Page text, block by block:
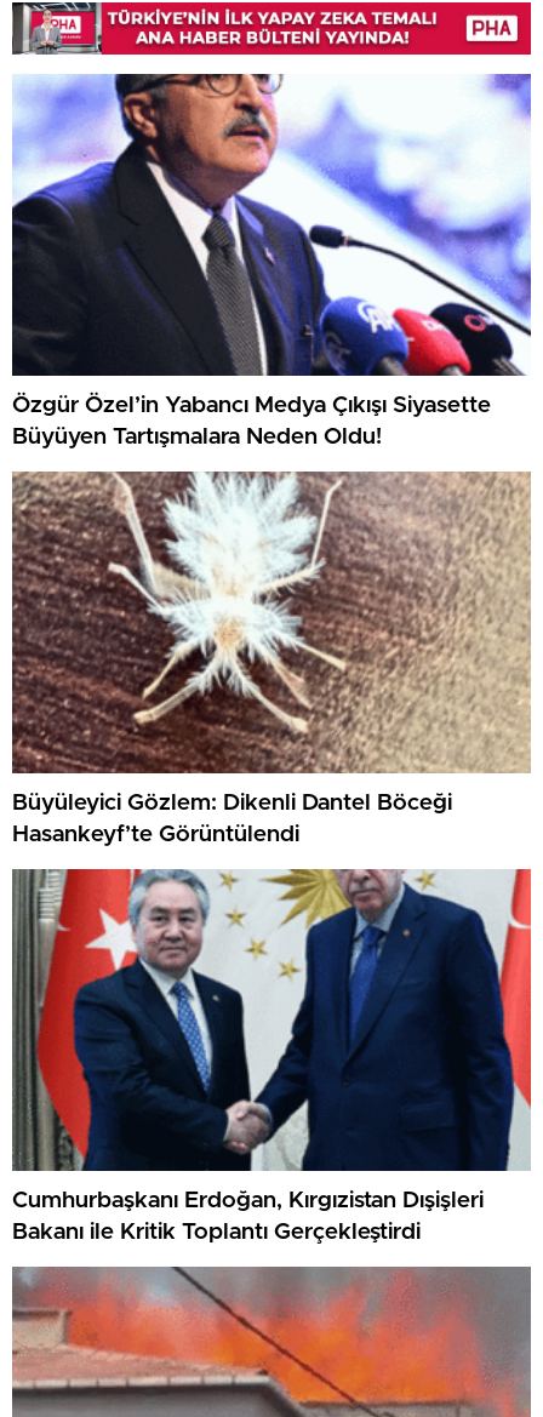
Özgür Özel’in Yabancı Medya Çıkışı Siyasette
Büyüyen Tartışmalara Neden Oldu!
Büyüleyici Gözlem: Dikenli Dantel Böceği
Hasankeyf’te Görüntülendi
Cumhurbaşkanı Erdoğan, Kırgızistan Dışişleri
Bakanı ile Kritik Toplantı Gerçekleştirdi